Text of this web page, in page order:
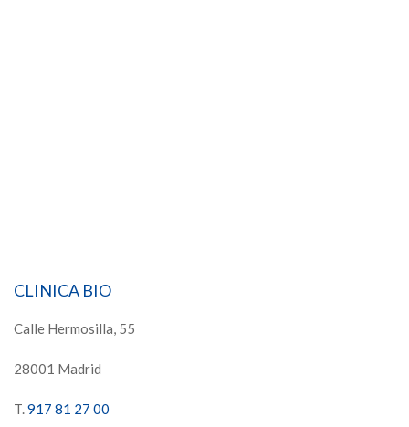
CLINICA BIO
Calle Hermosilla, 55
28001 Madrid
T.917 81 27 00